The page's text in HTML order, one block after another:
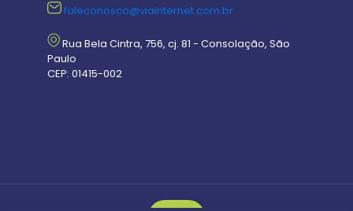
faleconosco@viainternet.com.br
Rua Bela Cintra, 756, cj. 81 - Consolação, São
Paulo
CEP: 01415-002